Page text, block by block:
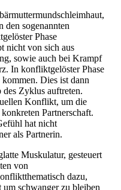
sogenannten
Phase
nicht von sich aus
sowie auch bei Krampf
In konfliktgelöster Phase
Dies ist dann
Zyklus auftreten.
Konflikt, um die
Partnerschaft.
hat nicht
als Partnerin.
Muskulatur, gesteuert
von
dazu,
schwanger zu bleiben